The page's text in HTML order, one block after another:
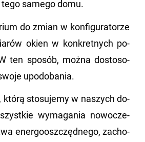
sa­me­go domu.
do zmian w kon­fi­gu­ra­to­rze
okien w kon­kret­nych po­
ten spo­sób, można do­sto­so­
upodo­ba­nia.
którą sto­su­je­my w na­szych do­
wy­ma­ga­nia no­wo­cze­
ener­go­osz­częd­ne­go, za­cho­